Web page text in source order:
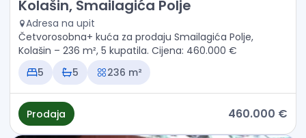
Kolašin, Smailagića Polje
Adresa na upit
Četvorosobna+ kuća za prodaju Smailagića Polje,
Kolašin – 236 m², 5 kupatila. Cijena: 460.000 €
5
5 236 m²
Prodaja 460.000 €